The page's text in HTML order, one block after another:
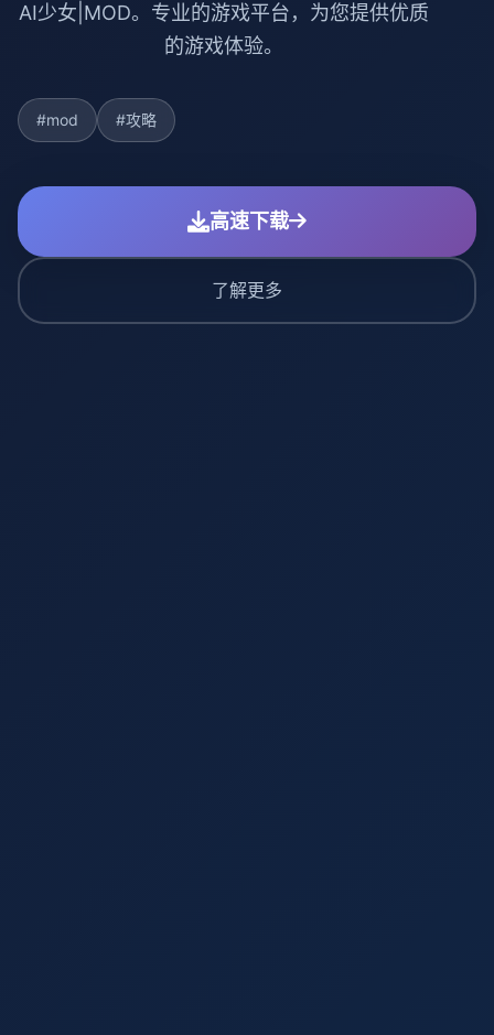
AI少女|MOD。专业的游戏平台，为您提供优质
的游戏体验。
#mod #攻略
高速下载
了解更多